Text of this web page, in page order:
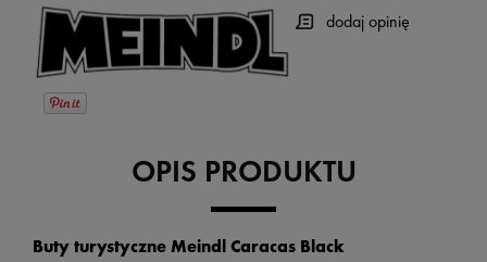
dodaj opinię
OPIS PRODUKTU
Buty turystyczne Meindl Caracas Black